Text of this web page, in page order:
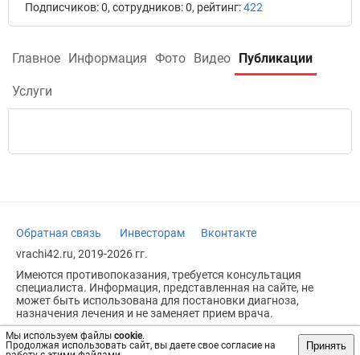
Мы используем файлы cookie.
Продолжая использовать сайт, вы даете свое согласие на
Принять
Подписчиков: 0, сотрудников: 0, рейтинг:422
Главное Информация Фото Видео Публикации
Услуги
Обратная связь Инвесторам
Вконтакте
vrachi42.ru, 2019-2026 гг.
Имеются противопоказания, требуется консультация
специалиста. Информация, представленная на сайте, не
может быть использована для постановки диагноза,
назначения лечения и не заменяет прием врача.
Возрастное ограничение: 18+